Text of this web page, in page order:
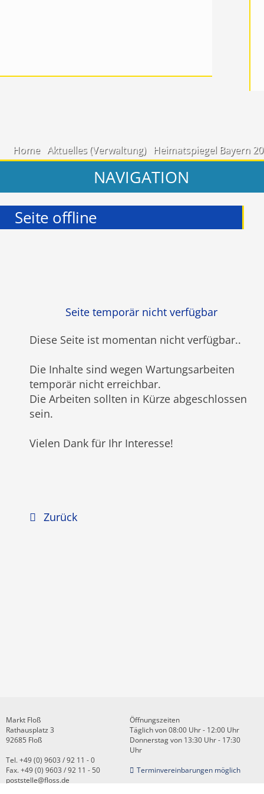
Home Aktuelles (Verwaltung) Heimatspiegel Bayern
NAVIGATION
Seite offline
Seite temporär nicht verfügbar
Diese Seite ist momentan nicht verfügbar..
Die Inhalte sind wegen Wartungsarbeiten
temporär nicht erreichbar.
Die Arbeiten sollten in Kürze abgeschlossen
sein.
Vielen Dank für Ihr Interesse!
Zurück
Markt Floß
Rathausplatz 3
92685 Floß
Tel. +49 (0) 9603 / 92 11 - 0
Fax. +49 (0) 9603 / 92 11 - 50
poststelle@floss.de
Öffnungszeiten
Täglich von 08:00 Uhr - 12:00 Uhr
Donnerstag von 13:30 Uhr - 17:30
Uhr
Terminvereinbarungen möglich